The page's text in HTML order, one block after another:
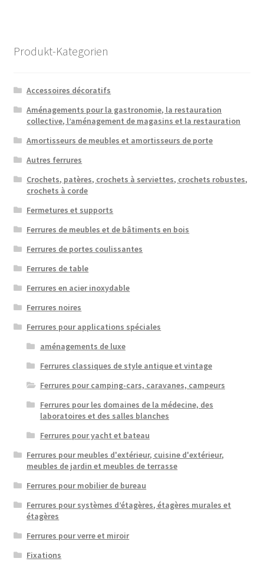
la
Produkt-Kategorien
Accessoires décoratifs
Aménagements pour la gastronomie, la restauration
collective, l’aménagement de magasins et la restauration
Amortisseurs de meubles et amortisseurs de porte
Autres ferrures
Crochets, patères, crochets à serviettes, crochets robustes,
crochets à corde
Fermetures et supports
Ferrures de meubles et de bâtiments en bois
Ferrures de portes coulissantes
Ferrures de table
Ferrures en acier inoxydable
Ferrures noires
Ferrures pour applications spéciales
aménagements de luxe
Ferrures classiques de style antique et vintage
Ferrures pour camping-cars, caravanes, campeurs
Ferrures pour les domaines de la médecine, des
laboratoires et des salles blanches
Ferrures pour yacht et bateau
Ferrures pour meubles d'extérieur, cuisine d'extérieur,
meubles de jardin et meubles de terrasse
Ferrures pour mobilier de bureau
Ferrures pour systèmes d’étagères, étagères murales et
étagères
Ferrures pour verre et miroir
Fixations